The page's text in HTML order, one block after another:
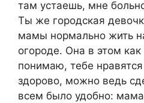
там устаешь, мне
Ты же городская
мамы нормально жить
огороде. Она в этом
понимаю, тебе
здорово, можно ведь
всем было удобно: